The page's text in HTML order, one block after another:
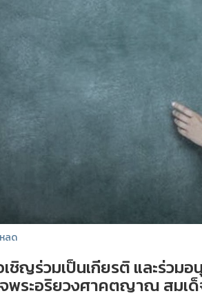
ลด
ชิญร่วมเป็นเกียรติ และร่วม
พระอริยวงศาคตญาณ สมเ